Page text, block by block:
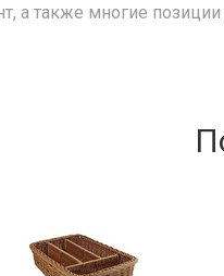
а также многие позиции